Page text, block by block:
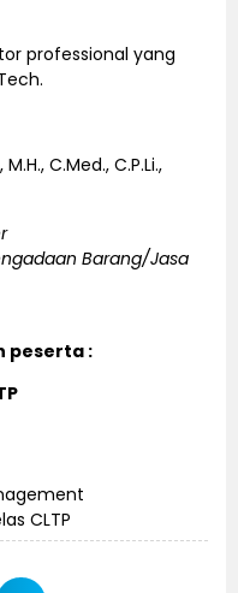
professional yang
C.Med., C.P.Li.,
Barang/Jasa
peserta :
CLTP